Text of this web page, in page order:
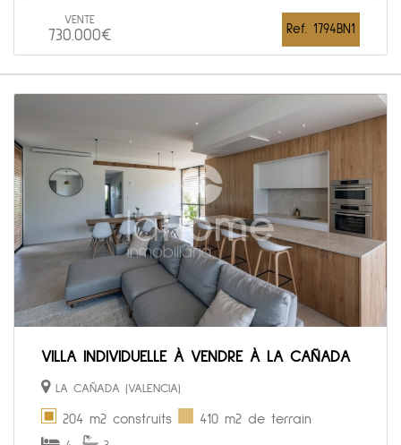
VENTE
730.000€ Ref. 1794BN1
VILLA INDIVIDUELLE À VENDRE À LA CAÑADA
LA CAÑADA (VALENCIA)
204 m2 construits 410 m2 de terrain